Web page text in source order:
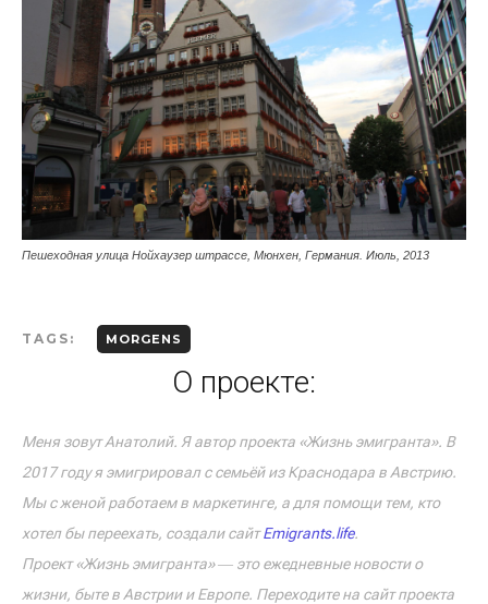
Пешеходная улица Нойхаузер штрассе, Мюнхен, Германия. Июль, 2013
TAGS: MORGENS
О проекте:
Меня зовут Анатолий. Я автор проекта «Жизнь эмигранта». В
2017 году я эмигрировал с семьёй из Краснодара в Австрию.
Мы с женой работаем в маркетинге, а для помощи тем, кто
хотел бы переехать, создали сайтEmigrants.life.
Проект «Жизнь эмигранта» ― это ежедневные новости о
жизни, быте в Австрии и Европе. Переходите на сайт проекта